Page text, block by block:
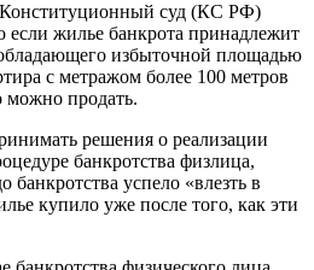
Конституционный суд (КС РФ)
если жилье банкрота принадлежит
избыточной площадью
с метражом более 100 метров
можно продать.
решения о реализации
банкротства физлица,
банкротства успело «влезть в
купило уже после того, как эти